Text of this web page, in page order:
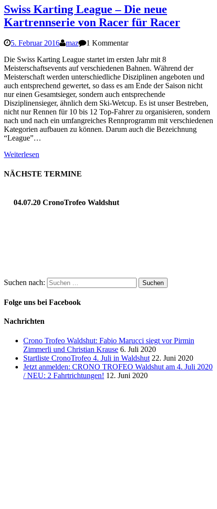
Swiss Karting League – Die neue
Kartrennserie von Racer für Racer
5. Februar 2016 maz
1 Kommentar
Die Swiss Karting League startet im ersten Jahr mit 8
Meisterschaftsevents auf verschiedenen Bahnen. Während der
Meisterschaft werden unterschiedliche Disziplinen angeboten und
auch entsprechend gewertet, so dass es am Ende der Saison nicht
nur einen Gesamtsieger, sondern auch entsprechende
Disziplinensieger, ähnlich dem Ski-Wetcup. Es ist unser Bestreben,
nicht nur Rennen für 10 bis 12 Top-Fahrer zu organisieren, sondern
nach und nach ein umfangreiches Rennprogramm mit verschiedenen
Kategorien aufbauen zu können. Darum auch die Bezeichnung
“League”…
Weiterlesen
NÄCHSTE TERMINE
04.07.20 CronoTrofeo Waldshut
Suchen nach:
Folge uns bei Facebook
Nachrichten
Crono Trofeo Waldshut: Fabio Marucci siegt vor Pirmin
Zimmerli und Christian Krause 6. Juli 2020
Startliste CronoTrofeo 4. Juli in Waldshut 22. Juni 2020
Jetzt anmelden: CRONO TROFEO Waldshut am 4. Juli 2020
/ NEU: 2 Fahrtrichtungen! 12. Juni 2020